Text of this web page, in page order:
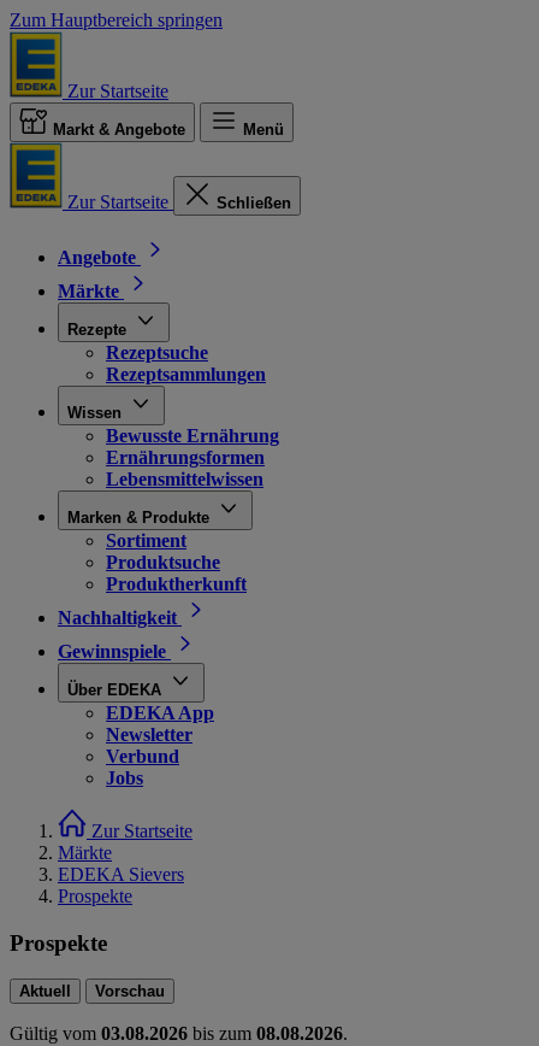
Zum Hauptbereich springen
Zur Startseite
Markt & Angebote Menü
Zur Startseite Schließen
Angebote
Märkte
Rezepte
Rezeptsuche
Rezeptsammlungen
Wissen
Bewusste Ernährung
Ernährungsformen
Lebensmittelwissen
Marken & Produkte
Sortiment
Produktsuche
Produktherkunft
Nachhaltigkeit
Gewinnspiele
Über EDEKA
EDEKA App
Newsletter
Verbund
Jobs
Zur Startseite
Märkte
EDEKA Sievers
Prospekte
Prospekte
Aktuell Vorschau
Gültig vom 03.08.2026 bis zum 08.08.2026.